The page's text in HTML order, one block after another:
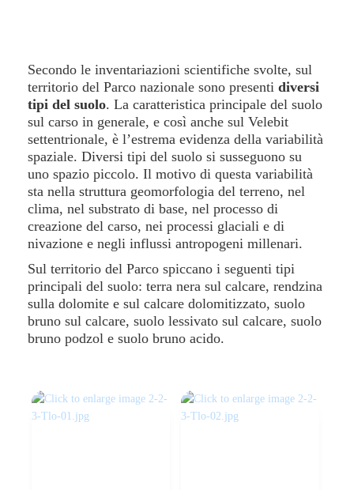
Secondo le inventariazioni scientifiche svolte, sul
territorio del Parco nazionale sono presenti diversi
tipi del suolo. La caratteristica principale del suolo
sul carso in generale, e così anche sul Velebit
settentrionale, è l’estrema evidenza della variabilità
spaziale. Diversi tipi del suolo si susseguono su
uno spazio piccolo. Il motivo di questa variabilità
sta nella struttura geomorfologia del terreno, nel
clima, nel substrato di base, nel processo di
creazione del carso, nei processi glaciali e di
nivazione e negli influssi antropogeni millenari.
Sul territorio del Parco spiccano i seguenti tipi
principali del suolo: terra nera sul calcare, rendzina
sulla dolomite e sul calcare dolomitizzato, suolo
bruno sul calcare, suolo lessivato sul calcare, suolo
bruno podzol e suolo bruno acido.